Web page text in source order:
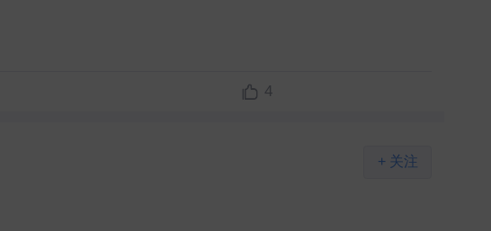
4
+ 关注